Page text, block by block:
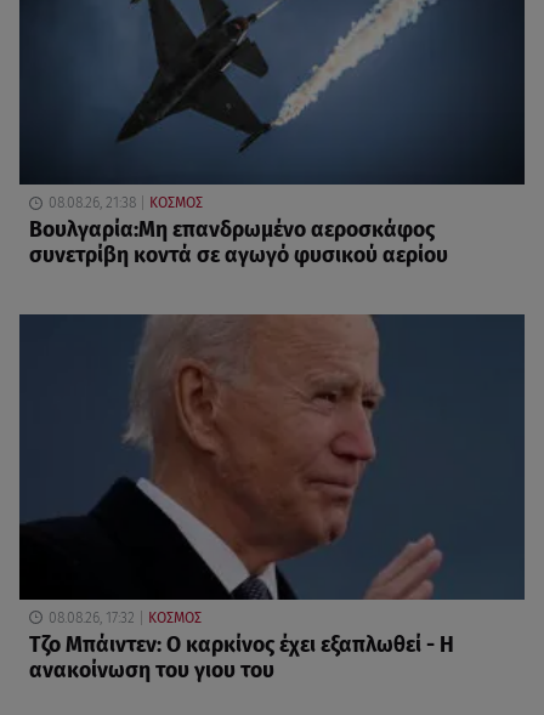
08.08.26, 21:38 ΚΟΣΜΟΣ
Βουλγαρία:Μη επανδρωμένο αεροσκάφος
συνετρίβη κοντά σε αγωγό φυσικού αερίου
08.08.26, 17:32 ΚΟΣΜΟΣ
Τζο Μπάιντεν: Ο καρκίνος έχει εξαπλωθεί - Η
ανακοίνωση του γιου του